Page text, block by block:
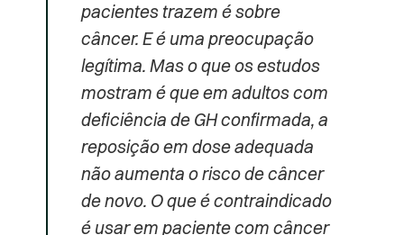
pacientes trazem é sobre
câncer. E é uma preocupação
legítima. Mas o que os estudos
mostram é que em adultos com
deficiência de GH confirmada, a
reposição em dose adequada
não aumenta o risco de câncer
de novo. O que é contraindicado
é usar em paciente com câncer